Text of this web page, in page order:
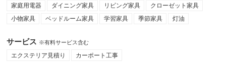
家庭用電器
ダイニング家具 リビング家具
クローゼット家具
小物家具
ベッドルーム家具 学習家具 季節家具 灯油
サービス ※有料サービス含む
エクステリア見積り
カーポート工事